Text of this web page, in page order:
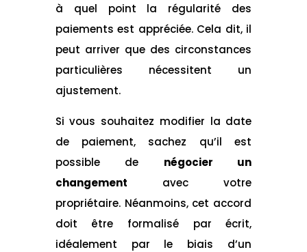
à quel point la régularité des
paiements est appréciée. Cela dit, il
peut arriver que des circonstances
particulières nécessitent un
ajustement.
Si vous souhaitez modifier la date
de paiement, sachez qu’il est
possible de négocier un
changement avec votre
propriétaire. Néanmoins, cet accord
doit être formalisé par écrit,
idéalement par le biais d’un